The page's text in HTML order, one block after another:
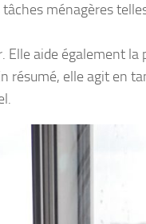
ménagères
Elle aide également
elle agit en